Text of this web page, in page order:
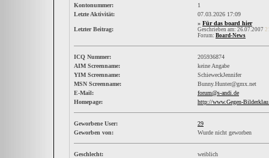
Kontonummer:
1
Letzte Aktivität:
07.03.2026 17:09
Letzter Beitrag:
» Für das board hier
Geschrieben am: 26.07.2007
Forum: Board-News
ICQ Nummer:
205936874
AIM Screenname:
keine Angabe
YIM Screenname:
SchieweckJennifer
MSN Screenname:
Bunny.Hunter@gmx.net
E-Mail:
forum@s-andi.de
Homepage:
http://www.Gegen-
Geworbene User:
29
Geworben von:
Wurde nicht geworben
Geschlecht:
weiblich